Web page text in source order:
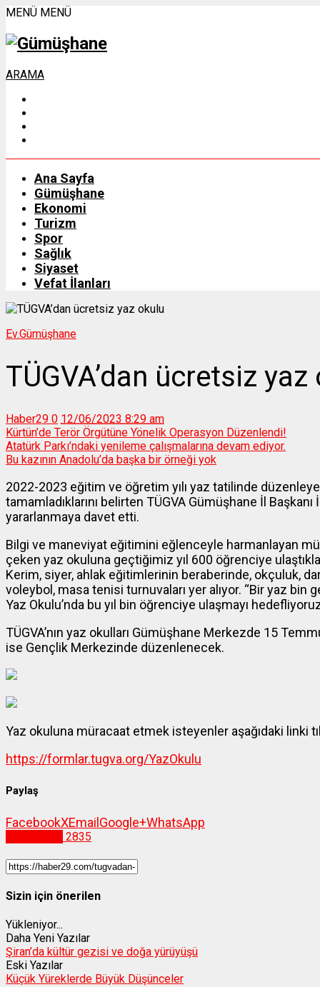
MENÜ MENÜ
ARAMA
Ana Sayfa
Gümüşhane
Ekonomi
Turizm
Spor
Sağlık
Siyaset
Vefat İlanları
Ev.Gümüşhane
TÜGVA’dan ücretsiz
Haber29 0 12/06/2023 8:29 am
Kürtün’de Terör Örgütüne Yönelik Operasyon Düzenlendi!
Atatürk Parkı’ndaki yenileme çalışmalarına devam ediyor.
Bu kazının Anadolu’da başka bir örneği yok
2022-2023 eğitim ve öğretim yılı yaz tatilinde
tamamladıklarını belirten TÜGVA Gümüşhane İl
yararlanmaya davet etti.
Bilgi ve maneviyat eğitimini eğlenceyle harmanlayan
çeken yaz okuluna geçtiğimiz yıl 600 öğrenciye
Kerim, siyer, ahlak eğitimlerinin beraberinde, okçuluk,
voleybol, masa tenisi turnuvaları yer alıyor. “Bir yaz bin
Yaz Okulu’nda bu yıl bin öğrenciye ulaşmayı
TÜGVA’nın yaz okulları Gümüşhane Merkezde 15
ise Gençlik Merkezinde düzenlenecek.
Yaz okuluna müracaat etmek isteyenler aşağıdaki linki
https://formlar.tugva.org/YazOkulu
Paylaş
FacebookXEmail Google+WhatsApp
2835
Sizin için önerilen
Yükleniyor...
Daha Yeni Yazılar
Şiran’da kültür gezisi ve doğa yürüyüşü
Eski Yazılar
Küçük Yüreklerde Büyük Düşünceler